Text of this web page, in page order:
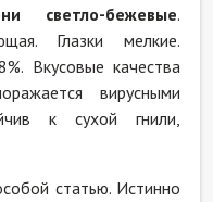
светло-бежевые.
Глазки мелкие.
Вкусовые качества
вирусными
к сухой гнили,
статью. Истинно